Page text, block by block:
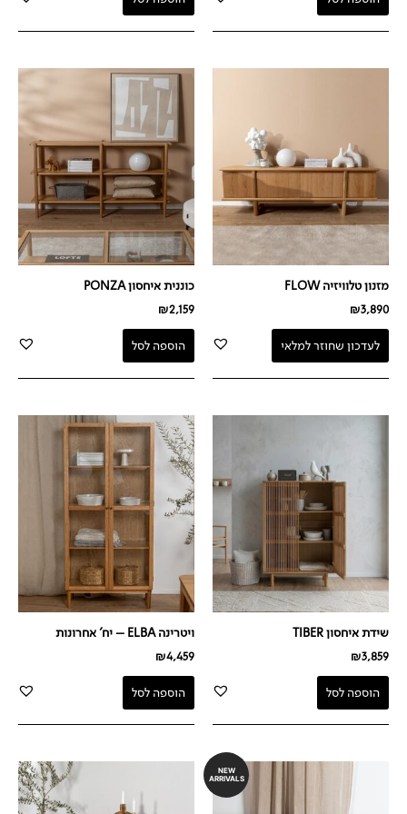
מזנון טלוויזיה FLOW
₪3,890
לעדכון שחוזר למלאי
כוננית איחסון PONZA
₪2,159
הוספה לסל
שידת איחסון TIBER
₪3,859
הוספה לסל
ויטרינה ELBA – יח' אחרונות
₪4,459
הוספה לסל
NEW
ARRIVALS